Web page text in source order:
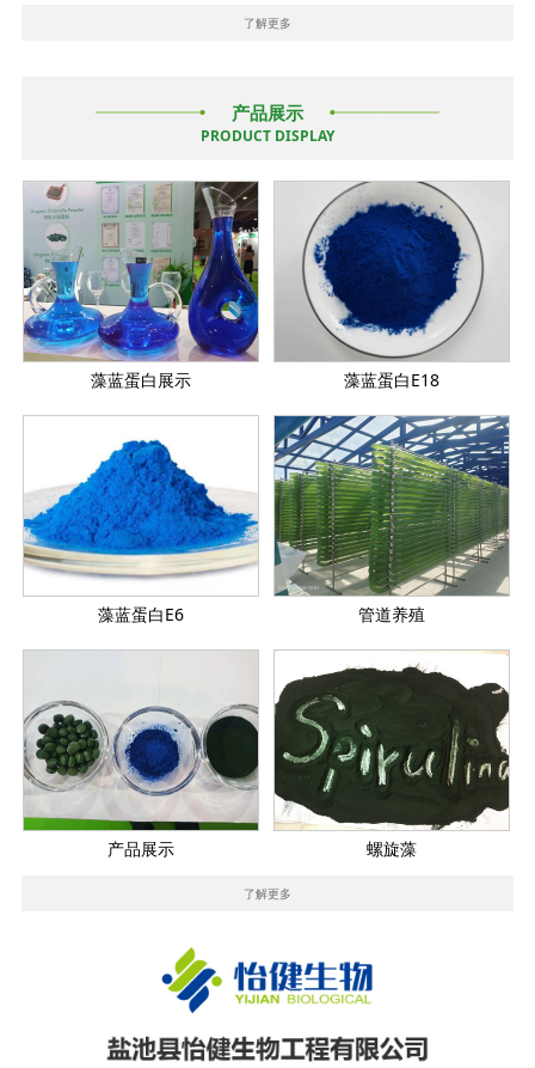
了解更多
产品展示
PRODUCT DISPLAY
藻蓝蛋白展示 藻蓝蛋白E18
藻蓝蛋白E6 管道养殖
产品展示 螺旋藻
了解更多